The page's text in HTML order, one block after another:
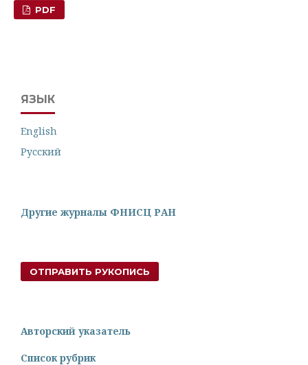
PDF
ЯЗЫК
English
Русский
Другие журналы ФНИСЦ РАН
ОТПРАВИТЬ РУКОПИСЬ
Авторский указатель
Список рубрик